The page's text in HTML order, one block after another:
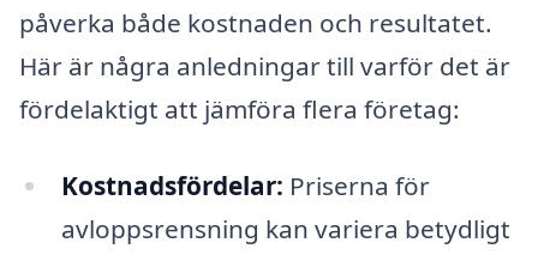
påverka både kostnaden och resultatet.
Här är några anledningar till varför det är
fördelaktigt att jämföra flera företag:
Kostnadsfördelar: Priserna för
avloppsrensning kan variera betydligt